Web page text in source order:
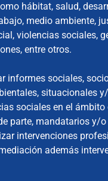
hábitat, salud,
medio ambiente,
violencias sociales,
entre otros.
informes sociales,
situacionales
sociales en el ámbito
parte, mandatarios y/
intervenciones
además